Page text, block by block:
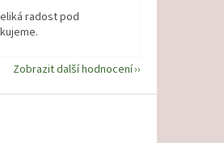
radost pod
Zobrazit další hodnocení